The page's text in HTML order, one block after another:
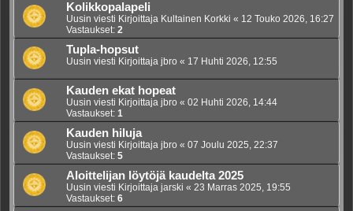
Kolikkopalapeli
Uusin viesti Kirjoittaja Kultainen Korkki « 12 Touko 2026, 16:27
Vastaukset: 2
Tupla-hopsut
Uusin viesti Kirjoittaja jbro « 17 Huhti 2026, 12:55
Kauden ekat hopeat
Uusin viesti Kirjoittaja jbro « 02 Huhti 2026, 14:44
Vastaukset: 1
Kauden hiluja
Uusin viesti Kirjoittaja jbro « 07 Joulu 2025, 22:37
Vastaukset: 5
Aloittelijan löytöjä kaudelta 2025
Uusin viesti Kirjoittaja jarski « 23 Marras 2025, 19:55
Vastaukset: 6